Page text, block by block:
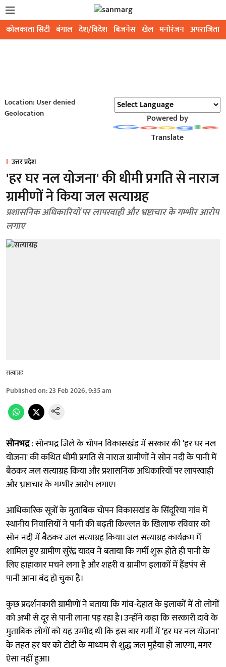
कोलकाता सिटी बंगाल देश/विदेश बिजनेस खेल मनोरंजन अपराजिता
Location: User denied
Geolocation
Powered by
Translate
उत्तर प्रदेश
'हर घर नल योजना' की धीमी प्रगति से नाराज
ग्रामीणों ने किया जल सत्याग्रह
प्रशासनिक अधिकारियों पर लापरवाही और भ्रष्टाचार के गम्भीर आरोप
लगाए
सत्याग्रह
Published on:23 Feb 2026, 9:35 am
सोनभद्र: सोनभद्र जिले के चोपन विकासखंड में सरकार की 'हर घर नल
योजना' की कथित धीमी प्रगति से नाराज ग्रामीणों ने सोन नदी के पानी में
बैठकर जल सत्याग्रह किया और प्रशासनिक अधिकारियों पर लापरवाही
और भ्रष्टाचार के गम्भीर आरोप लगाए।
आधिकारिक सूत्रों के मुताबिक चोपन विकासखंड के सिंदूरिया गांव में
स्थानीय निवासियों ने पानी की बढ़ती किल्लत के खिलाफ रविवार को
सोन नदी में बैठकर जल सत्याग्रह किया। जल सत्याग्रह कार्यक्रम में
शामिल हुए ग्रामीण सुरेंद्र यादव ने बताया कि गर्मी शुरू होते ही पानी के
लिए हाहाकार मचने लगा है और शहरी व ग्रामीण इलाकों में हैंडपंप से
पानी आना बंद हो चुका है।
कुछ प्रदर्शनकारी ग्रामीणों ने बताया कि गांव-देहात के इलाकों में तो लोगों
को अभी से दूर से पानी लाना पड़ रहा है। उन्होंने कहा कि सरकारी दावे के
मुताबिक लोगों को यह उम्मीद थी कि इस बार गर्मी में 'हर घर नल योजना'
के तहत हर घर को टोटी के माध्यम से शुद्ध जल मुहैया हो जाएगा, मगर
ऐसा नहीं हुआ।